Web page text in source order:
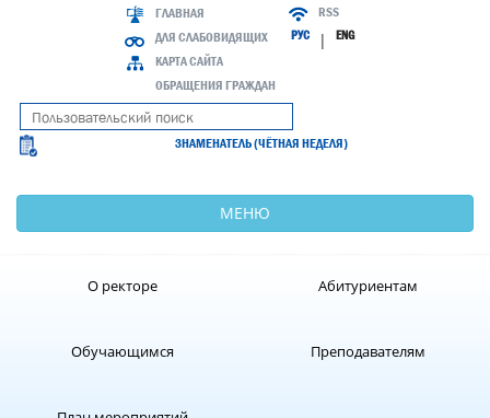
ГЛАВНАЯ
ДЛЯ СЛАБОВИДЯЩИХ
КАРТА САЙТА
ОБРАЩЕНИЯ ГРАЖДАН
RSS
РУС | ENG
ЗНАМЕНАТЕЛЬ (ЧЁТНАЯ НЕДЕЛЯ)
МЕНЮ
О ректоре Абитуриентам
Обучающимся Преподавателям